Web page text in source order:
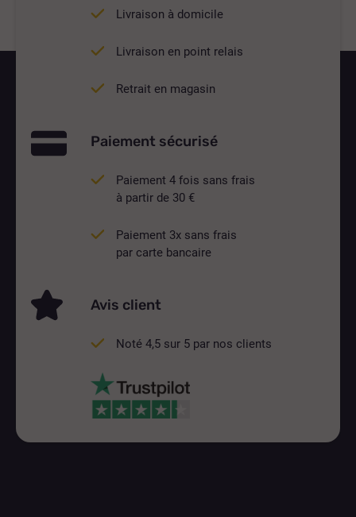
Livraison à domicile
Livraison en point relais
Retrait en magasin
Paiement sécurisé
Paiement 4 fois sans frais
à partir de 30 €
Paiement 3x sans frais
par carte bancaire
Avis client
Noté 4,5 sur 5 par nos clients